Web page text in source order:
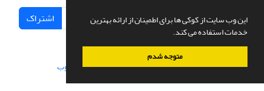
این وب سایت از کوکی ها برای اطمینان از ارائه بهترین
خدمات استفاده می کند.
متوجه شدم
اشتراک
سامانه مدیریت نشریات علمی.طراحی و پیاده سازی از سیناوب